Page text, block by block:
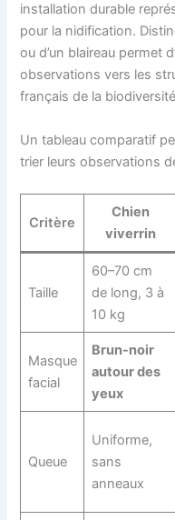
installation durable
pour la nidification.
ou d’un blaireau permet
observations vers les
français de la
Un tableau comparatif
trier leurs observations
Critère
Chien
viverrin
Taille
60–70 cm
de long, 3 à
10 kg
Masque
facial
Brun-noir
autour des
yeux
Queue
Uniforme,
sans
anneaux